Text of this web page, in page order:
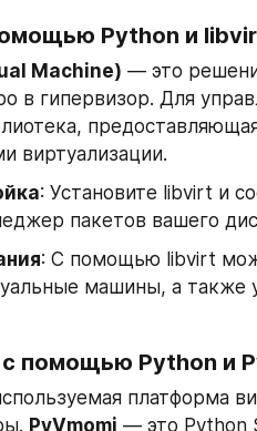
Python и
Machine) — это
в гипервизор. Для
виртуализации.
: Установите libvirt и
пакетов вашего
: С помощью libvirt
машины, а также
помощью Python и
платформа
PyVmomi — это Python